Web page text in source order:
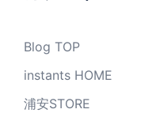
Blog TOP
instants HOME
浦安STORE